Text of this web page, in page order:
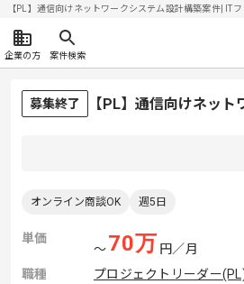
【PL】通信向けネットワークシステム設計構築案件|
企業の方 案件検索
募集終了 【PL】通信向けネッ
オンライン商談OK 週5日
単価
〜70万 円／月
職種
プロジェクトリーダー